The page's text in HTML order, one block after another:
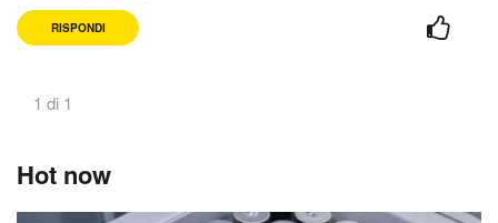
RISPONDI
1 di 1
Hot now